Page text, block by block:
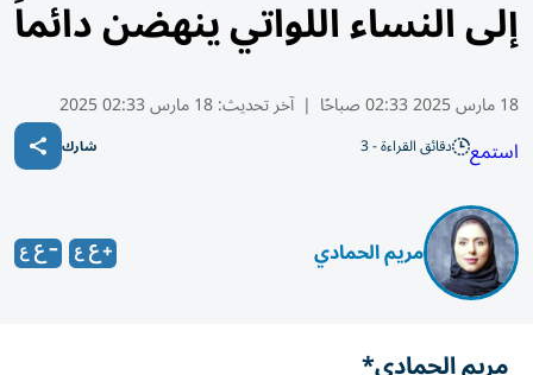
إلى النساء اللواتي ينهضن دائماً
18 مارس 2025 02:33 صباحًا | آخر تحديث:18 مارس 02:33 2025
استمع دقائق القراءة - 3 شارك
مريم الحمادي